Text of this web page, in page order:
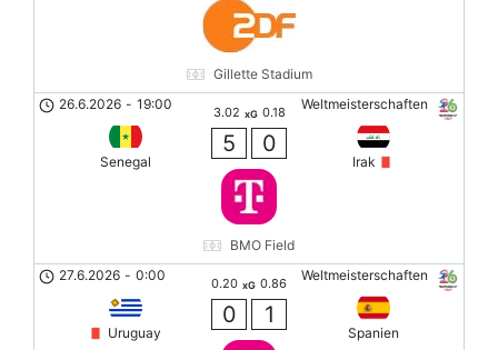
Gillette Stadium
Weltmeisterschaften
26.6.2026 - 19:00
Senegal
3.02 xG 0.18
5 0
Irak
BMO Field
Weltmeisterschaften
27.6.2026 - 0:00
Uruguay
0.20 xG 0.86
0 1
Spanien